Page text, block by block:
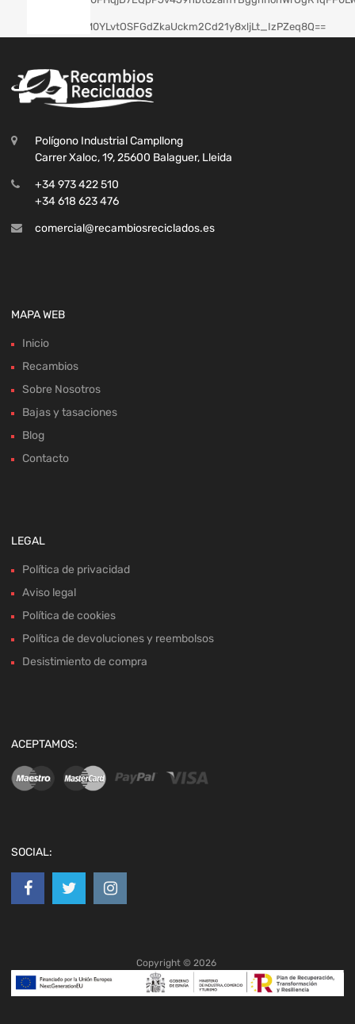
Polígono Industrial Campllong
Carrer Xaloc, 19, 25600 Balaguer, Lleida
+34 973 422 510
+34 618 623 476
comercial@recambiosreciclados.es
MAPA WEB
Inicio
Recambios
Sobre Nosotros
Bajas y tasaciones
Blog
Contacto
LEGAL
Política de privacidad
Aviso legal
Política de cookies
Política de devoluciones y reembolsos
Desistimiento de compra
ACEPTAMOS:
SOCIAL:
Copyright © 2026